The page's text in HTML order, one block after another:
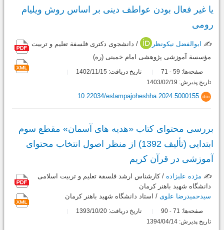
یا غیر فعال بودن عواطف دینی بر اساس روش ویلیام
رومی
✍️ ابوالفضل نیکونظر
/ دانشجوی دکتری فلسفة تعلیم و تربیت
مؤسسة آموزشی پژوهشی امام خمینی (ره)
صفحه‌ها: 59
-
تاریخ دریافت: 1402/11/15
تاریخ پذیرش: 1403/02/19
doi
10.22034/eslampajoheshha.2024.5000155
بررسی محتوای کتاب «هدیه های آسمان» مقطع سوم
ابتدایی (تألیف 1392) از منظر اصول انتخاب محتوای
آموزشی در قرآن کریم
✍️ مژده علیزاده / کارشناس ارشد فلسفة تعلیم و تربیت اسلامی
دانشگاه شهید باهنر کرمان
سیدحمیدرضا علوی / استاد دانشگاه شهید باهنر کرمان
صفحه‌ها: 71
-
تاریخ دریافت: 1393/10/20
تاریخ پذیرش: 1394/04/14